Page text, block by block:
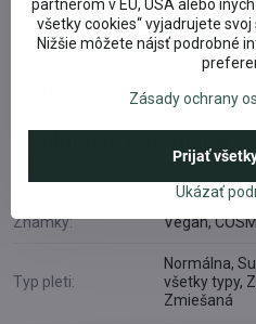
BIO pre mastnú
BIO pre zmiešanú pleť
BIO pre zrelú pleť a vrásky
Kategória: Sante na
Známky: Vegan,
Typ pleti:
Normálna,
všetky typy,
Zmiešaná
partnerom v EÚ, USA alebo
všetky cookies“ vyjadrujete
Nižšie môžete nájsť podrobné
Zásady ochrany
Ukázať
Prijať